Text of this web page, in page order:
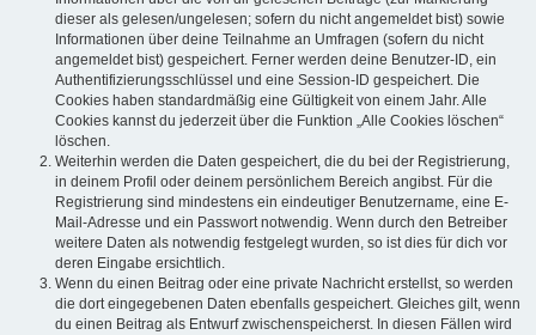
dieser als gelesen/ungelesen; sofern du nicht angemeldet bist) sowie
Informationen über deine Teilnahme an Umfragen (sofern du nicht
angemeldet bist) gespeichert. Ferner werden deine Benutzer-ID, ein
Authentifizierungsschlüssel und eine Session-ID gespeichert. Die
Cookies haben standardmäßig eine Gültigkeit von einem Jahr. Alle
Cookies kannst du jederzeit über die Funktion „Alle Cookies löschen“
löschen.
Weiterhin werden die Daten gespeichert, die du bei der Registrierung,
in deinem Profil oder deinem persönlichem Bereich angibst. Für die
Registrierung sind mindestens ein eindeutiger Benutzername, eine E-
Mail-Adresse und ein Passwort notwendig. Wenn durch den Betreiber
weitere Daten als notwendig festgelegt wurden, so ist dies für dich vor
deren Eingabe ersichtlich.
Wenn du einen Beitrag oder eine private Nachricht erstellst, so werden
die dort eingegebenen Daten ebenfalls gespeichert. Gleiches gilt, wenn
du einen Beitrag als Entwurf zwischenspeicherst. In diesen Fällen wird